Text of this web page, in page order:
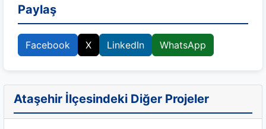
Paylaş
Facebook X LinkedIn WhatsApp
Ataşehir İlçesindeki Diğer Projeler